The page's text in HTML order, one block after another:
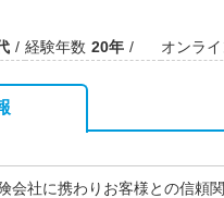
経験年数 20年 オンラ
会社に携わりお客様との信頼